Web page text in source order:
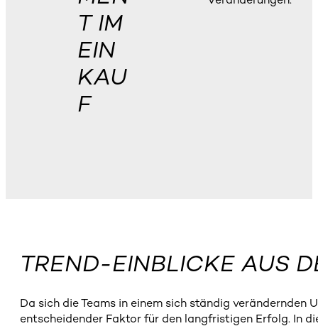
T IM
EIN
KAU
F
TREND-EINBLICKE AUS
Da sich die Teams in einem sich ständig verändernden
entscheidender Faktor für den langfristigen Erfolg. In